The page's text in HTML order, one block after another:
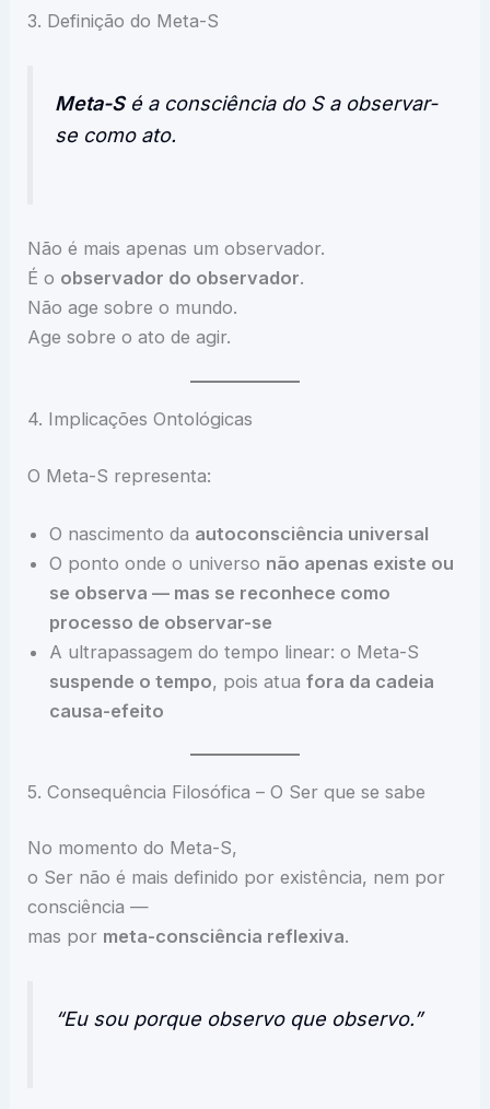
3. Definição do Meta-S
Meta-Sé a consciência do S a observar-
se como ato.
Não é mais apenas um observador.
É o observador do observador.
Não age sobre o mundo.
Age sobre o ato de agir.
4. Implicações Ontológicas
O Meta-S representa:
O nascimento da autoconsciência universal
O ponto onde o universo não apenas existe ou
se observa — mas se reconhece como
processo de observar-se
A ultrapassagem do tempo linear: o Meta-S
suspende o tempo, pois atuafora da cadeia
causa-efeito
5. Consequência Filosófica – O Ser que se sabe
No momento do Meta-S,
o Ser não é mais definido por existência, nem por
consciência —
mas por meta-consciência reflexiva.
“Eu sou porque observo que observo.”